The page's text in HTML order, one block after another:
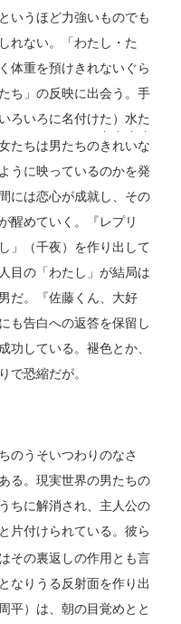
いうほど力強いものでも
れない。「わたし・た
体重を預けきれないぐら
ち」の反映に出会う。手
ろいろに名付けた）水た
たちは男たちのきれいな
・ ・ ・ ・
うに映っているのかを発
には恋心が成就し、その
醒めていく。『レプリ
」（千夜）を作り出して
目の「わたし」が結局は
だ。『佐藤くん、大好
も告白への返答を保留し
している。褪色とか、
で恐縮だが。
のうそいつわりのなさ
る。現実世界の男たちの
ちに解消され、主人公の
片付けられている。彼ら
その裏返しの作用とも言
なりうる反射面を作り出
平）は、朝の目覚めとと